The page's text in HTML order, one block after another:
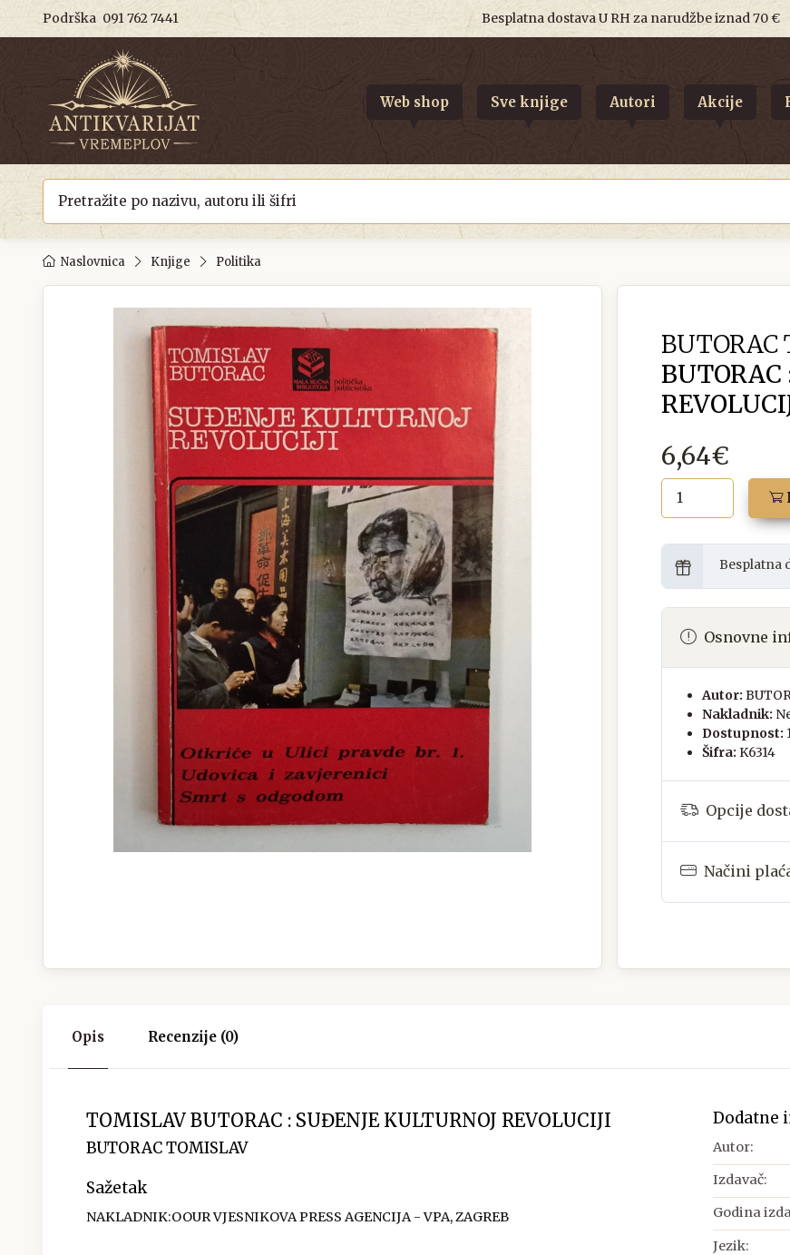
Podrška 091 762 7441 Besplatna dostava U RH za narudžbe iznad 70 €
Web shop Sve knjige Autori Akcije
Naslovnica Knjige Politika
BUTORAC
BUTORAC
6,64€
Besplatna
Osnovne
Autor:
Nakladnik:
Dostupnost:
Šifra: K6314
Opcije
Načini
Opis Recenzije (0)
TOMISLAV BUTORAC : SUĐENJE KULTURNOJ REVOLUCIJI
BUTORAC TOMISLAV
Sažetak
NAKLADNIK:OOUR VJESNIKOVA PRESS AGENCIJA - VPA, ZAGREB
Dodatne
Autor:
Izdavač:
Godina
Jezik: